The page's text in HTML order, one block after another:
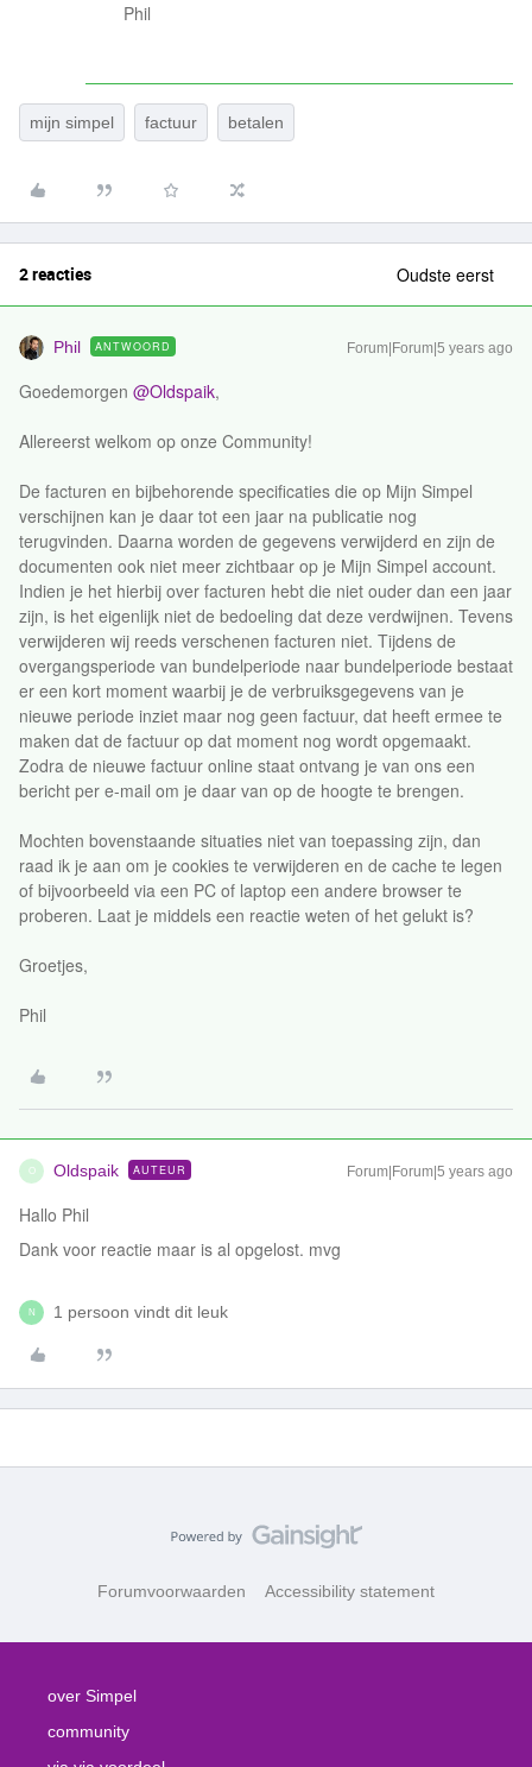
Phil
mijn simpel factuur betalen
2 reacties Oudste eerst
Phil ANTWOORD Forum|Forum|5 years ago
Goedemorgen @Oldspaik,
Allereerst welkom op onze Community!
De facturen en bijbehorende specificaties die op Mijn Simpel
verschijnen kan je daar tot een jaar na publicatie nog
terugvinden. Daarna worden de gegevens verwijderd en zijn de
documenten ook niet meer zichtbaar op je Mijn Simpel account.
Indien je het hierbij over facturen hebt die niet ouder dan een jaar
zijn, is het eigenlijk niet de bedoeling dat deze verdwijnen. Tevens
verwijderen wij reeds verschenen facturen niet. Tijdens de
overgangsperiode van bundelperiode naar bundelperiode bestaat
er een kort moment waarbij je de verbruiksgegevens van je
nieuwe periode inziet maar nog geen factuur, dat heeft ermee te
maken dat de factuur op dat moment nog wordt opgemaakt.
Zodra de nieuwe factuur online staat ontvang je van ons een
bericht per e-mail om je daar van op de hoogte te brengen.
Mochten bovenstaande situaties niet van toepassing zijn, dan
raad ik je aan om je cookies te verwijderen en de cache te legen
of bijvoorbeeld via een PC of laptop een andere browser te
proberen. Laat je middels een reactie weten of het gelukt is?
Groetjes,
Phil
O Oldspaik AUTEUR Forum|Forum|5 years ago
Hallo Phil
Dank voor reactie maar is al opgelost. mvg
N 1 persoon vindt dit leuk
Forumvoorwaarden Accessibility statement
over Simpel
community